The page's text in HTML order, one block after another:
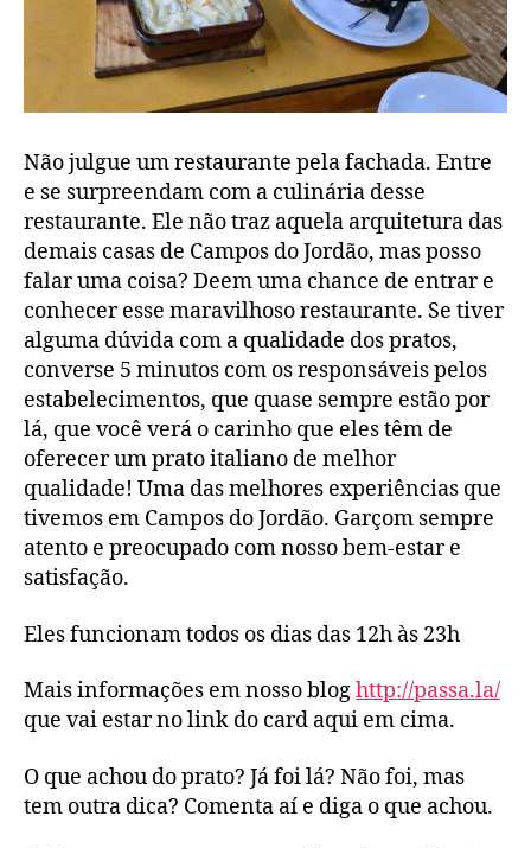
Não julgue um restaurante pela fachada. Entre
e se surpreendam com a culinária desse
restaurante. Ele não traz aquela arquitetura das
demais casas de Campos do Jordão, mas posso
falar uma coisa? Deem uma chance de entrar e
conhecer esse maravilhoso restaurante. Se tiver
alguma dúvida com a qualidade dos pratos,
converse 5 minutos com os responsáveis pelos
estabelecimentos, que quase sempre estão por
lá, que você verá o carinho que eles têm de
oferecer um prato italiano de melhor
qualidade! Uma das melhores experiências que
tivemos em Campos do Jordão. Garçom sempre
atento e preocupado com nosso bem-estar e
satisfação.
Eles funcionam todos os dias das 12h às 23h
Mais informações em nosso bloghttp://passa.la/
que vai estar no link do card aqui em cima.
O que achou do prato? Já foi lá? Não foi, mas
tem outra dica? Comenta aí e diga o que achou.